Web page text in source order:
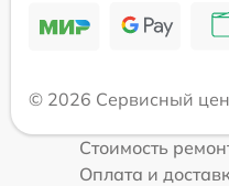
© 2026 Сервисный
Стоимость
Оплата и